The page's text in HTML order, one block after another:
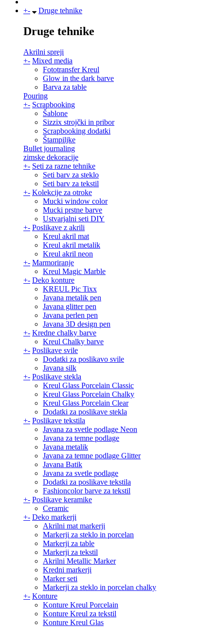
+- Druge tehnike
Druge tehnike
Akrilni spreji
+- Mixed media
Fototransfer Kreul
Glow in the dark barve
Barva za table
Pouring
+- Scrapbooking
Šablone
Sizzix strojčki in pribor
Scrapbooking dodatki
Štampiljke
Bullet journaling
zimske dekoracije
+- Seti za razne tehnike
Seti barv za steklo
Seti barv za tekstil
+- Kolekcije za otroke
Mucki window color
Mucki prstne barve
Ustvarjalni seti DIY
+- Poslikave z akrili
Kreul akril mat
Kreul akril metalik
Kreul akril neon
+- Marmoriranje
Kreul Magic Marble
+- Deko konture
KREUL Pic Tixx
Javana metalik pen
Javana glitter pen
Javana perlen pen
Javana 3D design pen
+- Kredne chalky barve
Kreul Chalky barve
+- Poslikave svile
Dodatki za poslikavo svile
Javana silk
+- Poslikave stekla
Kreul Glass Porcelain Classic
Kreul Glass Porcelain Chalky
Kreul Glass Porcelain Clear
Dodatki za poslikave stekla
+- Poslikave tekstila
Javana za svetle podlage Neon
Javana za temne podlage
Javana metalik
Javana za temne podlage Glitter
Javana Batik
Javana za svetle podlage
Dodatki za poslikave tekstila
Fashioncolor barve za tekstil
+- Poslikave keramike
Ceramic
+- Deko markerji
Akrilni mat markerji
Markerji za steklo in porcelan
Markerji za table
Markerji za tekstil
Akrilni Metallic Marker
Kredni markerji
Marker seti
Markerji za steklo in porcelan chalky
+- Konture
Konture Kreul Porcelain
Konture Kreul za tekstil
Konture Kreul Glas